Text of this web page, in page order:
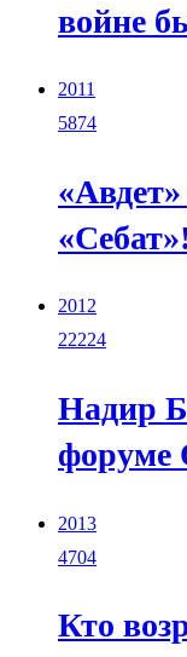
войне
2011
5874
«Себат»!
2012
22224
Надир
2013
4704
Кто